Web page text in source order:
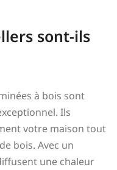
sont-ils
à bois sont
Ils
votre maison tout
bois. Avec un
une chaleur